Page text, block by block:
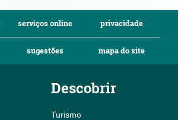
serviços online privacidade
sugestões mapa do site
Descobrir
Turismo